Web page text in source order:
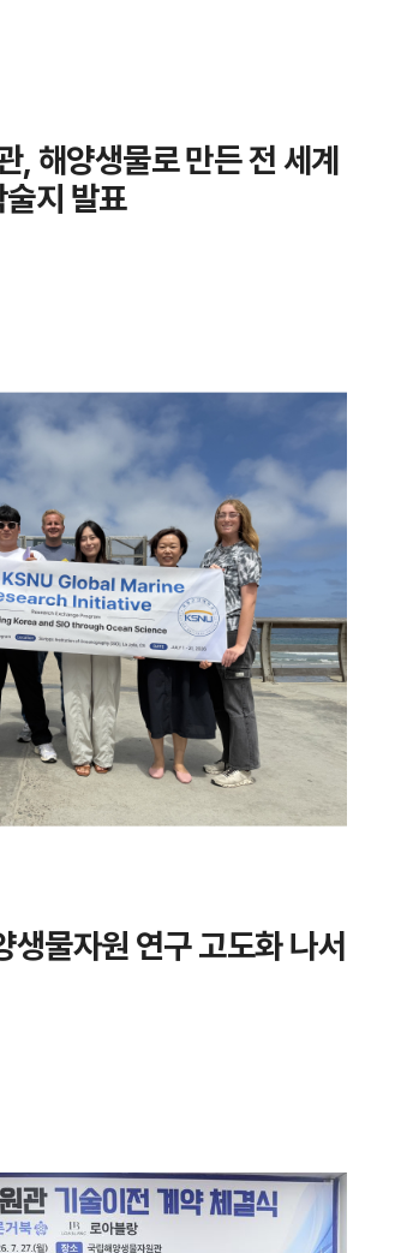
, 해양생물로 만든 전 세계
지 발표
생물자원 연구 고도화 나서